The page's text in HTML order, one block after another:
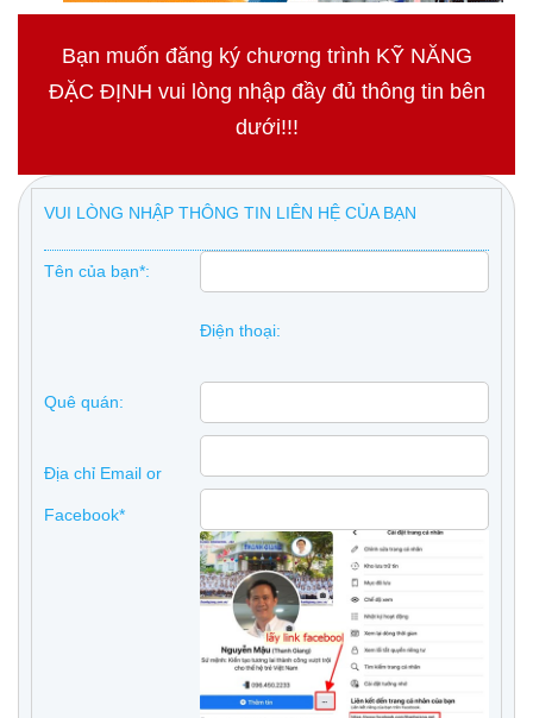
Bạn muốn đăng ký chương trình KỸ NĂNG
ĐẶC ĐỊNH vui lòng nhập đầy đủ thông tin bên
dưới!!!
VUI LÒNG NHẬP THÔNG TIN LIÊN HỆ CỦA BẠN
Tên của bạn*:
Điện thoại:
Quê quán:
Địa chỉ Email or
Facebook*